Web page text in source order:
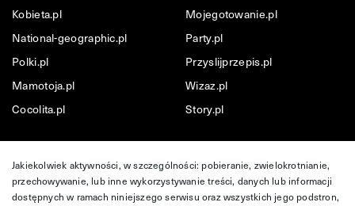
Kobieta.pl
Mojegotowanie.pl
National-geographic.pl
Party.pl
Polki.pl
Przyslijprzepis.pl
Mamotoja.pl
Wizaz.pl
Cocolita.pl
Story.pl
Jakiekolwiek aktywności, w szczególności: pobieranie, zwielokrotnianie,
przechowywanie, lub inne wykorzystywanie treści, danych lub informacji
dostępnych w ramach niniejszego serwisu oraz wszystkich jego podstron,